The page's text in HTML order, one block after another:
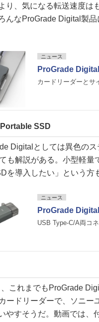
り、気になる転送速度は
んなProGrade Digital製
ニュース
ProGrade
カードリーダーとサ
SSD
Digitalとしては異色の
も解説がある。小型軽量
を導入したい」という方
ニュース
ProGrade
USB Type-C/A両コ
、これまでもProGrade
ードリーダーで、ソニ
やすそうだ。動画では、